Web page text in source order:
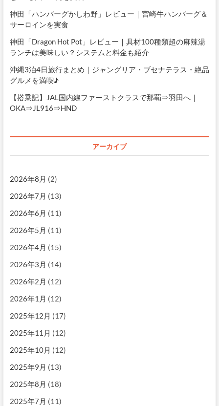
神田「ハンバーグかしわ野」レビュー｜宮崎牛ハンバーグ＆
サーロインを実食
神田「Dragon Hot Pot」レビュー｜具材100種類超の麻辣湯
ランチは美味しい？システムと料金も紹介
沖縄3泊4日旅行まとめ｜ジャングリア・ブセナテラス・絶品
グルメを満喫♪
【搭乗記】JAL国内線ファーストクラスで那覇⇒羽田へ｜
OKA⇒JL916⇒HND
アーカイブ
2026年8月 (2)
2026年7月 (13)
2026年6月 (11)
2026年5月 (11)
2026年4月 (15)
2026年3月 (14)
2026年2月 (12)
2026年1月 (12)
2025年12月 (17)
2025年11月 (12)
2025年10月 (12)
2025年9月 (13)
2025年8月 (18)
2025年7月 (11)